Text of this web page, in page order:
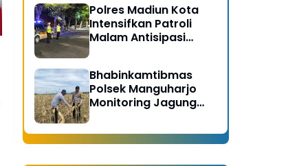
Polres Madiun Kota
Intensifkan Patroli
Malam Antisipasi
Bhabinkamtibmas
Polsek Manguharjo
Monitoring Jagung
Dukung Swasembada
Pangan 2026